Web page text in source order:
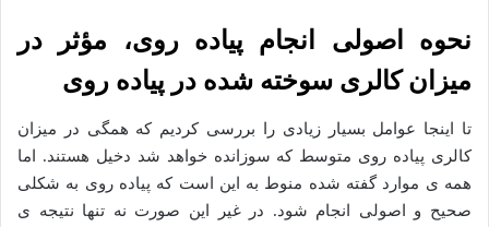
نحوه اصولی انجام پیاده روی، مؤثر در
میزان کالری سوخته شده در پیاده روی
تا اینجا عوامل بسیار زیادی را بررسی کردیم که همگی در میزان
کالری پیاده روی متوسط که سوزانده خواهد شد دخیل هستند. اما
همه ی موارد گفته شده منوط به این است که پیاده روی به شکلی
صحیح و اصولی انجام شود. در غیر این صورت نه تنها نتیجه ی